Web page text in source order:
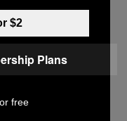
leurs
que le bateau
classé
à haut risque
$2
Plans
free